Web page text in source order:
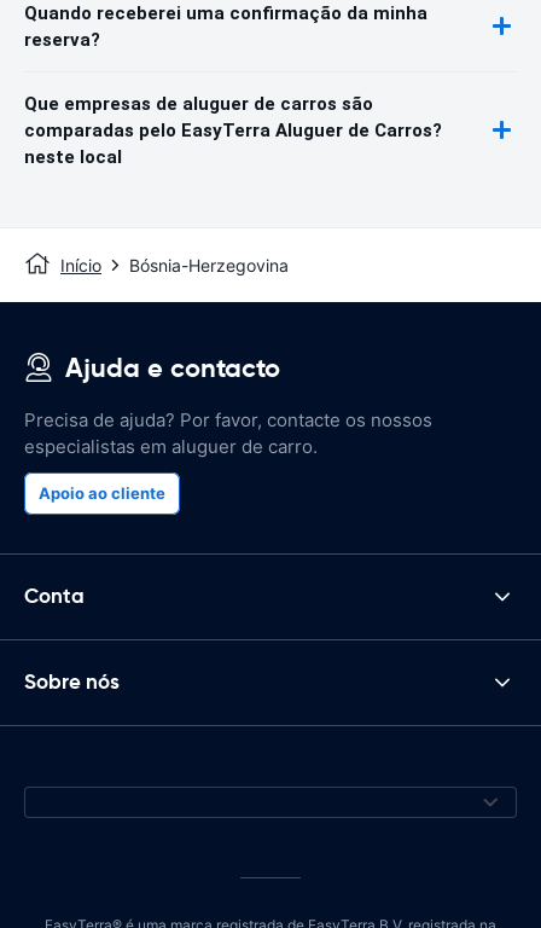
Quando receberei uma confirmação da minha
reserva?
Que empresas de aluguer de carros são
comparadas pelo EasyTerra Aluguer de Carros?
neste local
Início Bósnia-Herzegovina
Ajuda e contacto
Precisa de ajuda? Por favor, contacte os nossos
especialistas em aluguer de carro.
Apoio ao cliente
Conta
Sobre nós